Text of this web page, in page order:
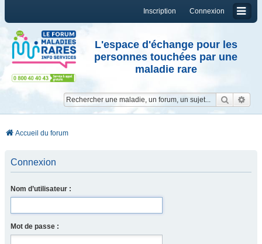
Connexion
Inscription
L'espace d'échange pour les
personnes touchées par une
maladie rare
Accueil du forum
Connexion
Nom d’utilisateur :
Mot de passe :